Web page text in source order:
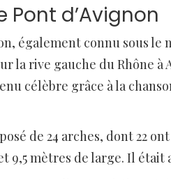
Pont d’Avignon
également connu sous
la rive gauche du Rhône à
célèbre grâce à la
de 24 arches, dont 22
9,5 mètres de large. Il